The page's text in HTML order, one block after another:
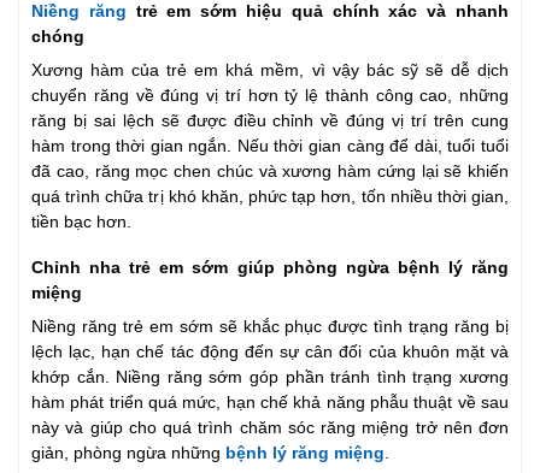
Niềng răng trẻ em sớm hiệu quả chính xác và nhanh
chóng
Xương hàm của trẻ em khá mềm, vì vậy bác sỹ sẽ dễ dịch
chuyển răng về đúng vị trí hơn tỷ lệ thành công cao, những
răng bị sai lệch sẽ được điều chỉnh về đúng vị trí trên cung
hàm trong thời gian ngắn. Nếu thời gian càng để dài, tuổi tuổi
đã cao, răng mọc chen chúc và xương hàm cứng lại sẽ khiến
quá trình chữa trị khó khăn, phức tạp hơn, tốn nhiều thời gian,
tiền bạc hơn.
Chỉnh nha trẻ em sớm giúp phòng ngừa bệnh lý răng
miệng
Niềng răng trẻ em sớm sẽ khắc phục được tình trạng răng bị
lệch lạc, hạn chế tác động đến sự cân đối của khuôn mặt và
khớp cắn. Niềng răng sớm góp phần tránh tình trạng xương
hàm phát triển quá mức, hạn chế khả năng phẫu thuật về sau
này và giúp cho quá trình chăm sóc răng miệng trở nên đơn
giản, phòng ngừa những bệnh lý răng miệng.